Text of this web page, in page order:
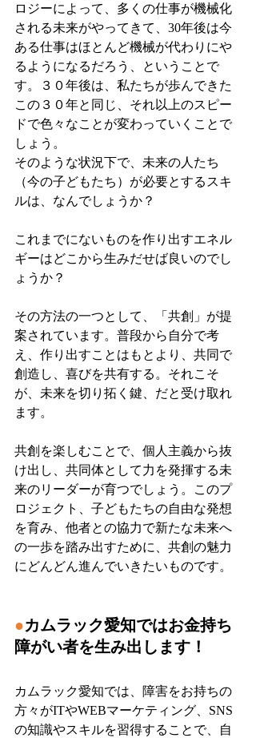
ロジーによって、多くの仕事が機械化
される未来がやってきて、30年後は今
ある仕事はほとんど機械が代わりにや
るようになるだろう、ということで
す。３０年後は、私たちが歩んできた
この３０年と同じ、それ以上のスピー
ドで色々なことが変わっていくことで
しょう。
そのような状況下で、未来の人たち
（今の子どもたち）が必要とするスキ
ルは、なんでしょうか？
これまでにないものを作り出すエネル
ギーはどこから生みだせば良いのでし
ょうか？
その方法の一つとして、「共創」が提
案されています。普段から自分で考
え、作り出すことはもとより、共同で
創造し、喜びを共有する。それこそ
が、未来を切り拓く鍵、だと受け取れ
ます。
共創を楽しむことで、個人主義から抜
け出し、共同体として力を発揮する未
来のリーダーが育つでしょう。このプ
ロジェクト、子どもたちの自由な発想
を育み、他者との協力で新たな未来へ
の一歩を踏み出すために、共創の魅力
にどんどん進んでいきたいものです。
●カムラック愛知ではお金持ち
障がい者を生み出します！
カムラック愛知では、障害をお持ちの
方々がITやWEBマーケティング、SNS
の知識やスキルを習得することで、自